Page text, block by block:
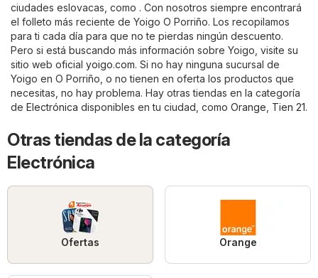
ciudades eslovacas, como . Con nosotros siempre encontrará
el folleto más reciente de Yoigo O Porriño. Los recopilamos
para ti cada día para que no te pierdas ningún descuento.
Pero si está buscando más información sobre Yoigo, visite su
sitio web oficial yoigo.com. Si no hay ninguna sucursal de
Yoigo en O Porriño, o no tienen en oferta los productos que
necesitas, no hay problema. Hay otras tiendas en la categoría
de Electrónica disponibles en tu ciudad, como Orange Tien 21.
Otras tiendas de la categoría
Electrónica
Ofertas Orange